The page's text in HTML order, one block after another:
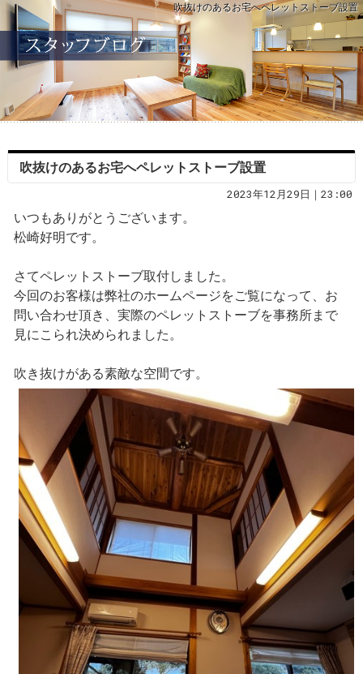
吹抜けのあるお宅へペレットストーブ設置
吹抜けのあるお宅へペレットストーブ設置
2023年12月29日｜23:00
いつもありがとうございます。
松崎好明です。
さてペレットストーブ取付しました。
今回のお客様は弊社のホームページをご覧になって、お
問い合わせ頂き、実際のペレットストーブを事務所まで
見にこられ決められました。
吹き抜けがある素敵な空間です。